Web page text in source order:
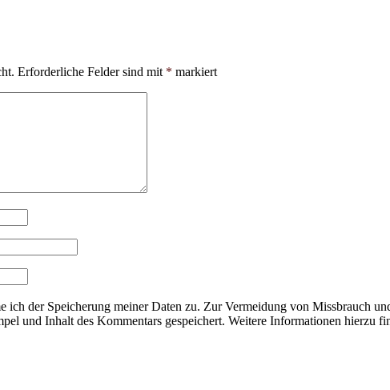
Erforderliche Felder sind mit * markiert
ich der Speicherung meiner Daten zu. Zur Vermeidung von Missbrauch
und Inhalt des Kommentars gespeichert. Weitere Informationen hierzu